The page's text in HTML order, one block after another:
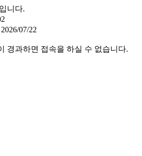
니다.
07/22
경과하면 접속을 하실 수 없습니다.